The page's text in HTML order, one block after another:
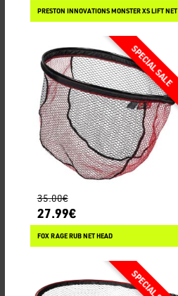
PRESTON INNOVATIONS MONSTER XS LIFT NET
35.00€
27.99€
FOX RAGE RUB NET HEAD